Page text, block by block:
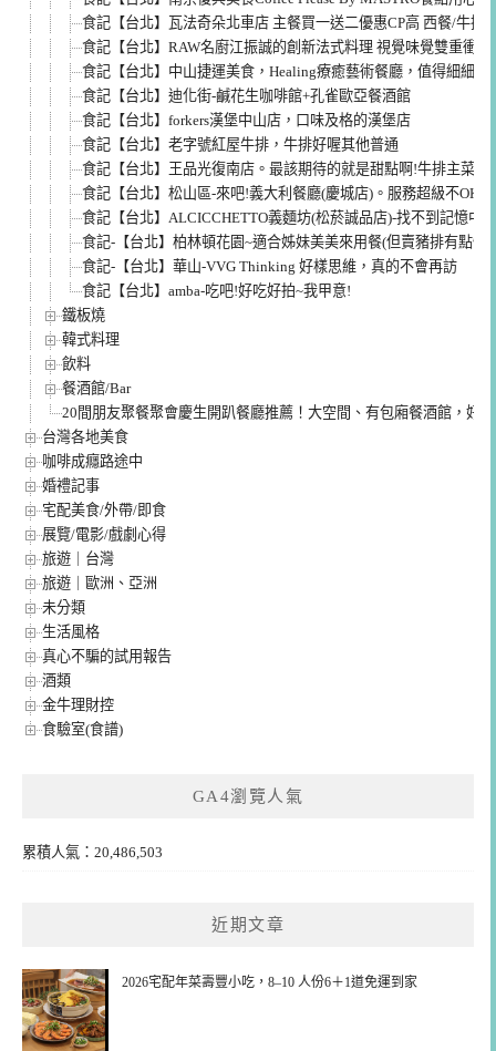
食記【台北】瓦法奇朵北車店 主餐買一送二優惠CP高 西餐/牛排/
食記【台北】RAW名廚江振誠的創新法式料理 視覺味覺雙重衝
食記【台北】中山捷運美食，Healing療癒藝術餐廳，值得細細品
食記【台北】迪化街-鹹花生咖啡館+孔雀歐亞餐酒館
食記【台北】forkers漢堡中山店，口味及格的漢堡店
食記【台北】老字號紅屋牛排，牛排好喔其他普通
食記【台北】王品光復南店。最該期待的就是甜點啊!牛排主菜有
食記【台北】松山區-來吧!義大利餐廳(慶城店)。服務超級不OK
食記【台北】ALCICCHETTO義麵坊(松菸誠品店)-找不到記憶中
食記-【台北】柏林頓花園~適合姊妹美美來用餐(但賣豬排有點怪
食記-【台北】華山-VVG Thinking 好樣思維，真的不會再訪
食記【台北】amba-吃吧!好吃好拍~我甲意!
鐵板燒
韓式料理
飲料
餐酒館/Bar
20間朋友聚餐聚會慶生開趴餐廳推薦！大空間、有包廂餐酒館，好
台灣各地美食
咖啡成癮路途中
婚禮記事
宅配美食/外帶/即食
展覽/電影/戲劇心得
旅遊｜台灣
旅遊｜歐洲、亞洲
未分類
生活風格
真心不騙的試用報告
酒類
金牛理財控
食驗室(食譜)
GA4瀏覽人氣
累積人氣：20,486,503
近期文章
2026宅配年菜壽豐小吃，8–10 人份6＋1道免運到家